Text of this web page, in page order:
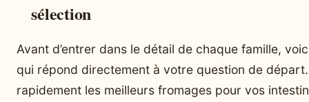
sélection
Avant d’entrer dans le détail de chaque famille,
qui répond directement à votre question de
rapidement les meilleurs fromages pour vos